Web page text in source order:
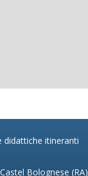
didattiche itineranti
Bolognese (RA)